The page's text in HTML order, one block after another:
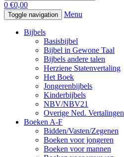
0 €0,00
Toggle navigation Menu
Bijbels
Basisbijbel
Bijbel in Gewone Taal
Bijbels andere talen
Herziene Statenvertaling
Het Boek
Jongerenbijbels
Kinderbijbels
NBV/NBV21
Overige Ned. Vertalingen
Boeken A-F
Bidden/Vasten/Zegenen
Boeken voor jongeren
Boeken voor mannen